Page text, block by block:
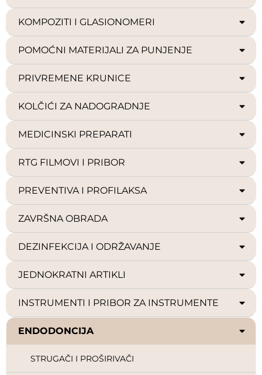
KOMPOZITI I GLASIONOMERI
POMOĆNI MATERIJALI ZA PUNJENJE
PRIVREMENE KRUNICE
KOLČIĆI ZA NADOGRADNJE
MEDICINSKI PREPARATI
RTG FILMOVI I PRIBOR
PREVENTIVA I PROFILAKSA
ZAVRŠNA OBRADA
DEZINFEKCIJA I ODRŽAVANJE
JEDNOKRATNI ARTIKLI
INSTRUMENTI I PRIBOR ZA INSTRUMENTE
ENDODONCIJA
STRUGAČI I PROŠIRIVAČI